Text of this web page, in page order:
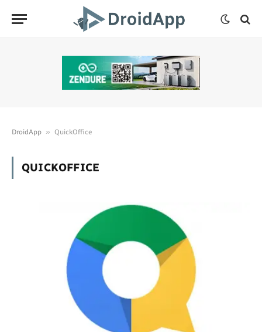
DroidApp » QuickOffice
QUICKOFFICE